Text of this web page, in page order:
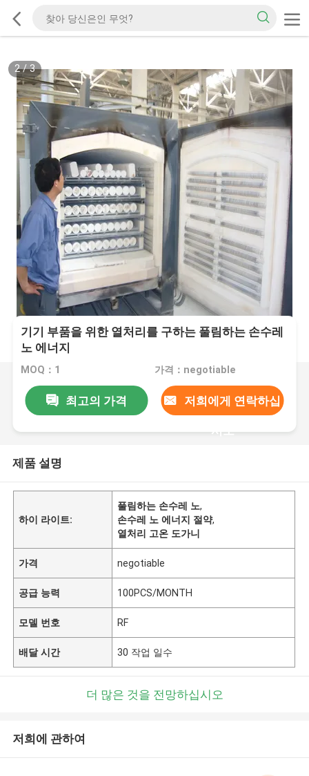
2/3
기기 부품을 위한 열처리를 구하는 풀림하는 손수레
노 에너지
MOQ：1 가격：negotiable
최고의 가격 저희에게 연락하십
시오
제품 설명
하이 라이트:
풀림하는 손수레 노,
손수레 노 에너지 절약,
열처리 고온 도가니
가격 negotiable
공급 능력 100PCS/MONTH
모델 번호 RF
배달 시간 30 작업 일수
더 많은 것을 전망하십시오
저희에 관하여